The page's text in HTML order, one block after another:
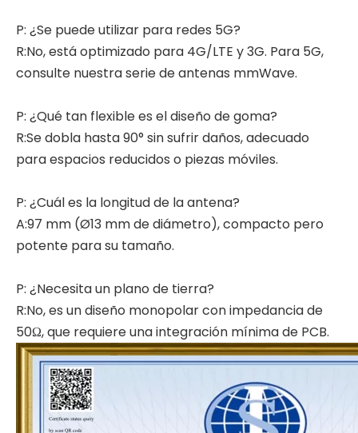
P: ¿Se puede utilizar para redes 5G?
R:No, está optimizado para 4G/LTE y 3G. Para 5G,
consulte nuestra serie de antenas mmWave.
P: ¿Qué tan flexible es el diseño de goma?
R:Se dobla hasta 90° sin sufrir daños, adecuado
para espacios reducidos o piezas móviles.
P: ¿Cuál es la longitud de la antena?
A:97 mm (Ø13 mm de diámetro), compacto pero
potente para su tamaño.
P: ¿Necesita un plano de tierra?
R:No, es un diseño monopolar con impedancia de
50Ω, que requiere una integración mínima de PCB.